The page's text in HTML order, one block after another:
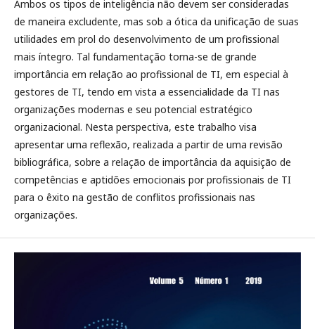
Ambos os tipos de inteligência não devem ser consideradas
de maneira excludente, mas sob a ótica da unificação de suas
utilidades em prol do desenvolvimento de um profissional
mais íntegro. Tal fundamentação torna-se de grande
importância em relação ao profissional de TI, em especial à
gestores de TI, tendo em vista a essencialidade da TI nas
organizações modernas e seu potencial estratégico
organizacional. Nesta perspectiva, este trabalho visa
apresentar uma reflexão, realizada a partir de uma revisão
bibliográfica, sobre a relação de importância da aquisição de
competências e aptidões emocionais por profissionais de TI
para o êxito na gestão de conflitos profissionais nas
organizações.